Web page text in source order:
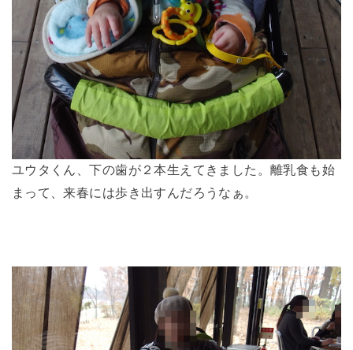
ユウタくん、下の歯が２本生えてきました。離乳食も始
まって、来春には歩き出すんだろうなぁ。